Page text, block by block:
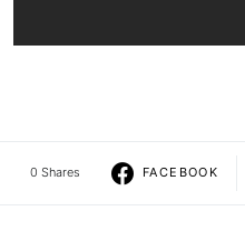
0 Shares FACEBOOK